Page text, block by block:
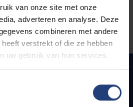
van onze site met onze
adverteren en analyse. Deze
combineren met andere
verstrekt of die ze hebben
uw gebruik van hun services.